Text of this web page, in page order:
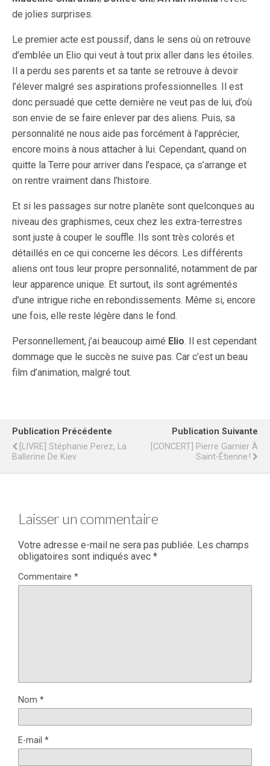
de jolies surprises.
Le premier acte est poussif, dans le sens où on retrouve
d’emblée un Elio qui veut à tout prix aller dans les étoiles.
Il a perdu ses parents et sa tante se retrouve à devoir
l’élever malgré ses aspirations professionnelles. Il est
donc persuadé que cette dernière ne veut pas de lui, d’où
son envie de se faire enlever par des aliens. Puis, sa
personnalité ne nous aide pas forcément à l’apprécier,
encore moins à nous attacher à lui. Cependant, quand on
quitte la Terre pour arriver dans l’espace, ça s’arrange et
on rentre vraiment dans l’histoire.
Et si les passages sur notre planète sont quelconques au
niveau des graphismes, ceux chez les extra-terrestres
sont juste à couper le souffle. Ils sont très colorés et
détaillés en ce qui concerne les décors. Les différents
aliens ont tous leur propre personnalité, notamment de par
leur apparence unique. Et surtout, ils sont agrémentés
d’une intrigue riche en rebondissements. Même si, encore
une fois, elle reste légère dans le fond.
Personnellement, j’ai beaucoup aimé Elio. Il est cependant
dommage que le succès ne suive pas. Car c’est un beau
film d’animation, malgré tout.
Publication Précédente
[LIVRE] Stéphanie Perez, La
Ballerine De Kiev
Publication Suivante
[CONCERT] Pierre Garnier À
Saint-Étienne !
Laisser un commentaire
Votre adresse e-mail ne sera pas publiée. Les champs
obligatoires sont indiqués avec *
Commentaire *
Nom *
E-mail *